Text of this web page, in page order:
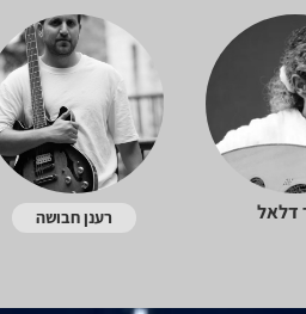
דלאל רענן חבושה